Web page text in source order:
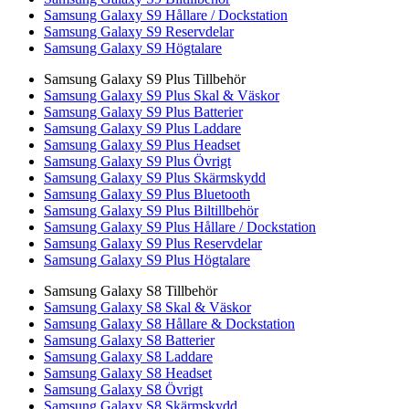
Samsung Galaxy S9 Hållare / Dockstation
Samsung Galaxy S9 Reservdelar
Samsung Galaxy S9 Högtalare
Samsung Galaxy S9 Plus Tillbehör
Samsung Galaxy S9 Plus Skal & Väskor
Samsung Galaxy S9 Plus Batterier
Samsung Galaxy S9 Plus Laddare
Samsung Galaxy S9 Plus Headset
Samsung Galaxy S9 Plus Övrigt
Samsung Galaxy S9 Plus Skärmskydd
Samsung Galaxy S9 Plus Bluetooth
Samsung Galaxy S9 Plus Biltillbehör
Samsung Galaxy S9 Plus Hållare / Dockstation
Samsung Galaxy S9 Plus Reservdelar
Samsung Galaxy S9 Plus Högtalare
Samsung Galaxy S8 Tillbehör
Samsung Galaxy S8 Skal & Väskor
Samsung Galaxy S8 Hållare & Dockstation
Samsung Galaxy S8 Batterier
Samsung Galaxy S8 Laddare
Samsung Galaxy S8 Headset
Samsung Galaxy S8 Övrigt
Samsung Galaxy S8 Skärmskydd